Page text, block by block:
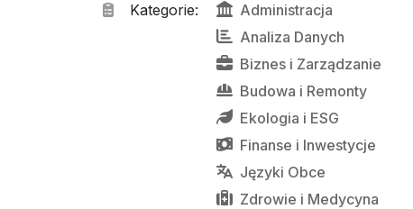
Kategorie:
Administracja
Analiza Danych
Biznes i Zarządzanie
Budowa i Remonty
Ekologia i ESG
Finanse i Inwestycje
Języki Obce
Zdrowie i Medycyna